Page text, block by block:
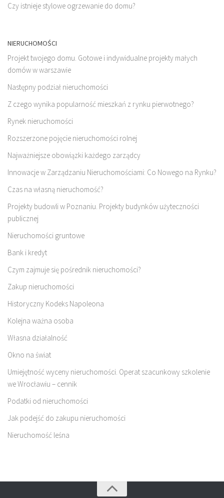
Czy istnieje stylowe ogrzewanie do domu?
NIERUCHOMOŚCI
Projekt twojego domu. Gotowe i indywidualne projekty małych
domów w warszawie
Następny podział nieruchomości
Z czego wynika popularność mieszkań z rynku pierwotnego?
Rynek nieruchomości
Rozszerzone pojęcie nieruchomości rolnej
Najważniejsze obowiązki każdego zarządcy
Innowacje w Zarządzaniu Nieruchomościami: Co Nowego na Rynku?
Czas na własną nieruchomość?
Projekty budowli w Poznaniu. Projekty budynków użyteczności
publicznej
Nieruchomości gruntowe
Bank i kredyt
Czym zajmuje się pośrednik nieruchomości?
Zakup nieruchomości
Historyczny Kodeks Napoleona
Kolejna ważna osoba
Własna działalność
Okno na świat
Umiejętność wyceny nieruchomości. Operat szacunkowy szkolenie
we Wrocławiu – cennik
Podatki od nieruchomości
Jak podejść do zakupu nieruchomości
Nieruchomość leśna